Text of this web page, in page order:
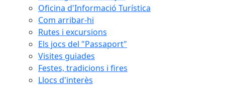
Oficina d'Informació Turística
Com arribar-hi
Rutes i excursions
Els jocs del "Passaport"
Visites guiades
Festes, tradicions i fires
Llocs d'interès